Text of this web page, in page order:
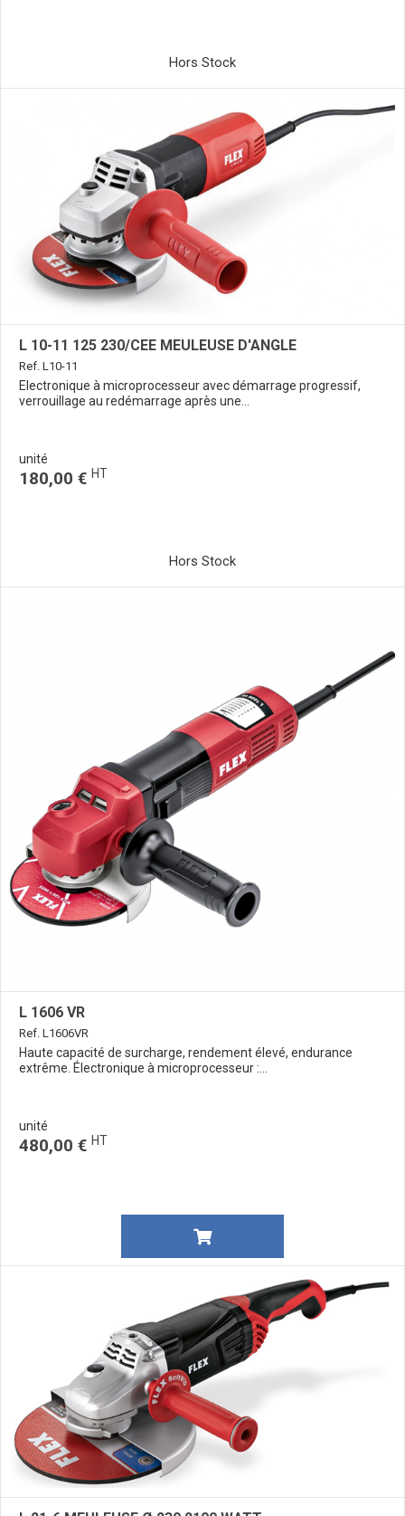
Hors Stock
L 10-11 125 230/CEE MEULEUSE D'ANGLE
Ref. L10-11
Electronique à microprocesseur avec démarrage progressif,
verrouillage au redémarrage après une...
unité
180,00 € HT
Hors Stock
L 1606 VR
Ref. L1606VR
Haute capacité de surcharge, rendement élevé, endurance
extrême. Électronique à microprocesseur :...
unité
480,00 € HT